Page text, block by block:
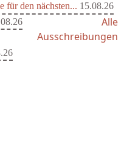
für den nächsten... 15.08.26
Alle
Ausschreibungen